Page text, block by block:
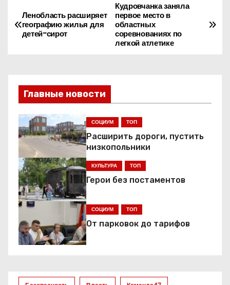
Н
а
г
а
ц
и
я
п
о
з
Кудровчанка заняла
первое место в
областных
соревнованиях по
легкой атлетике
Ленобласть расширяет
географию жилья для
детей-сирот
Главные новости
СОЦИУМ ТОП
Расширить дороги, пустить
низкопольники
КУЛЬТУРА ТОП
Герои без постаментов
СОЦИУМ ТОП
От парковок до тарифов